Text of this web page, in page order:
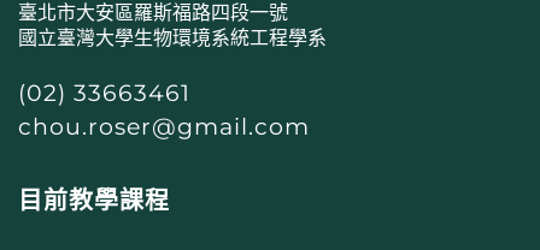
臺北市大安區羅斯福路四段一號
國立臺灣大學生物環境系統工程學系
(02) 33663461
chou.roser@gmail.com
目前教學課程